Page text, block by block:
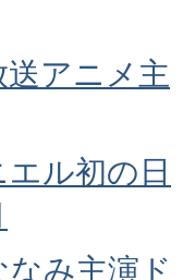
アニメ主
ル初の日
み主演ド